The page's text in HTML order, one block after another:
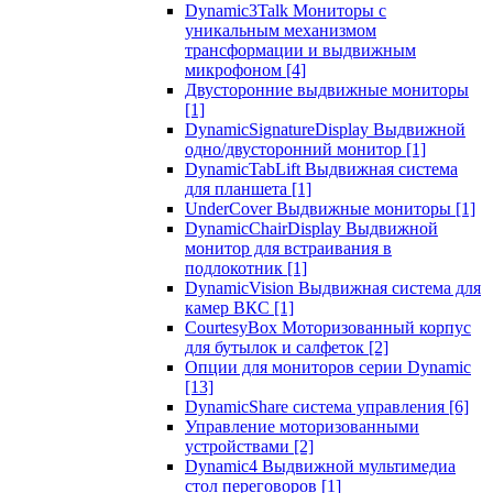
Dynamic3Talk Мониторы с
уникальным механизмом
трансформации и выдвижным
микрофоном [4]
Двусторонние выдвижные мониторы
[1]
DynamicSignatureDisplay Выдвижной
одно/двусторонний монитор [1]
DynamicTabLift Выдвижная система
для планшета [1]
UnderCover Выдвижные мониторы [1]
DynamicChairDisplay Выдвижной
монитор для встраивания в
подлокотник [1]
DynamicVision Выдвижная система для
камер ВКС [1]
CourtesyBox Моторизованный корпус
для бутылок и салфеток [2]
Опции для мониторов серии Dynamic
[13]
DynamicShare система управления [6]
Управление моторизованными
устройствами [2]
Dynamic4 Выдвижной мультимедиа
стол переговоров [1]